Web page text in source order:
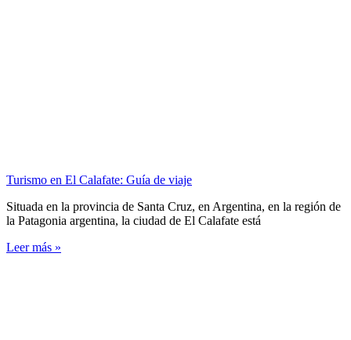
Turismo en El Calafate: Guía de viaje
Situada en la provincia de Santa Cruz, en Argentina, en la región de
la Patagonia argentina, la ciudad de El Calafate está
Leer más »